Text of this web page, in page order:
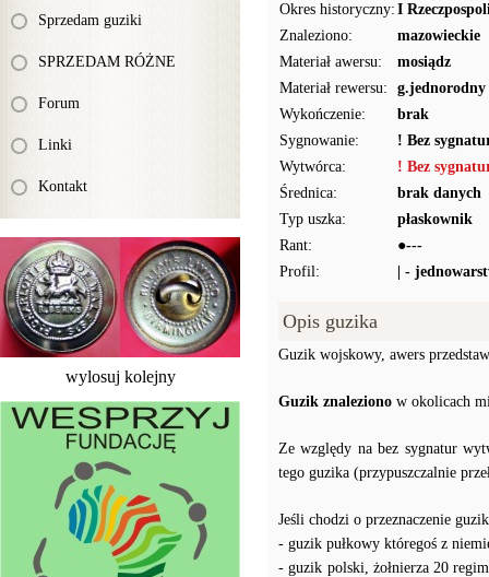
Sprzedam guziki
SPRZEDAM RÓŻNE
Forum
Linki
Kontakt
wylosuj kolejny
Okres historyczny: I
Znaleziono:
mazowieckie
Materiał awersu:
mosiądz
Materiał rewersu:
g.jednorodny
Wykończenie:
brak
Sygnowanie:
! Bez
Wytwórca:
! Bez
Średnica:
brak danych
Typ uszka:
płaskownik
Rant:
●---
Profil:
| -
Opis guzika
Guzik wojskowy, awers
Guzik znaleziono w okolicach
Ze względy na bez sygnatur
tego guzika (przypuszczalnie
Jeśli chodzi o przeznaczenie
- guzik pułkowy któregoś z
- guzik polski, żołnierza 20